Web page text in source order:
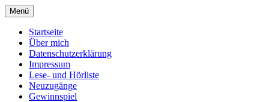
Zum
Inhalt
springen
Menü
Startseite
Über mich
Datenschutzerklärung
Impressum
Lese- und Hörliste
Neuzugänge
Gewinnspiel